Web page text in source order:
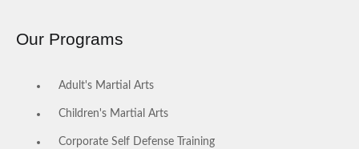
Our Programs
Adult's Martial Arts
Children's Martial Arts
Corporate Self Defense Training